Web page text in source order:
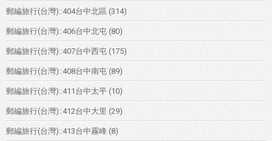
郵編旅行(台灣)::404台中北區 (314)
郵編旅行(台灣)::406台中北屯 (80)
郵編旅行(台灣)::407台中西屯 (175)
郵編旅行(台灣)::408台中南屯 (89)
郵編旅行(台灣)::411台中太平 (10)
郵編旅行(台灣)::412台中大里 (29)
郵編旅行(台灣)::413台中霧峰 (8)